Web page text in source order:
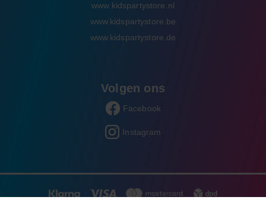
www.kidspartystore.nl
www.kidspartystore.be
www.kidspartystore.de
Volgen ons
Facebook
Instagram